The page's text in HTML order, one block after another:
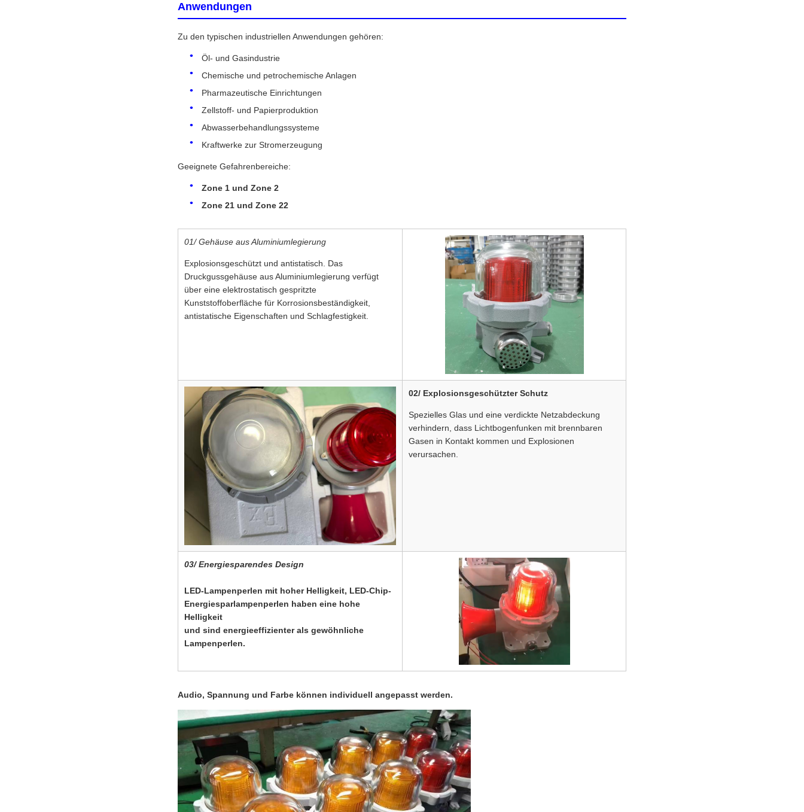
Anwendungen
Zu den typischen industriellen Anwendungen gehören:
Öl- und Gasindustrie
Chemische und petrochemische Anlagen
Pharmazeutische Einrichtungen
Zellstoff- und Papierproduktion
Abwasserbehandlungssysteme
Kraftwerke zur Stromerzeugung
Geeignete Gefahrenbereiche:
Zone 1 und Zone 2
Zone 21 und Zone 22
01/ Gehäuse aus Aluminiumlegierung
Explosionsgeschützt und antistatisch. Das
Druckgussgehäuse aus Aluminiumlegierung verfügt
über eine elektrostatisch gespritzte
Kunststoffoberfläche für Korrosionsbeständigkeit,
antistatische Eigenschaften und Schlagfestigkeit.
02/ Explosionsgeschützter Schutz
Spezielles Glas und eine verdickte Netzabdeckung
verhindern, dass Lichtbogenfunken mit brennbaren
Gasen in Kontakt kommen und Explosionen
verursachen.
03/ Energiesparendes Design
LED-Lampenperlen mit hoher Helligkeit, LED-Chip-
Energiesparlampenperlen haben eine hohe
Helligkeit
und sind energieeffizienter als gewöhnliche
Lampenperlen.
Audio, Spannung und Farbe können individuell angepasst werden.